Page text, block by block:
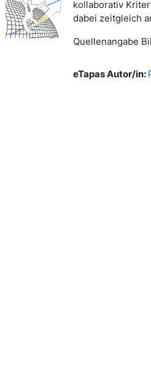
kollaborativ
dabei zeitgleich
Quellenangabe
eTapas Autor/in: